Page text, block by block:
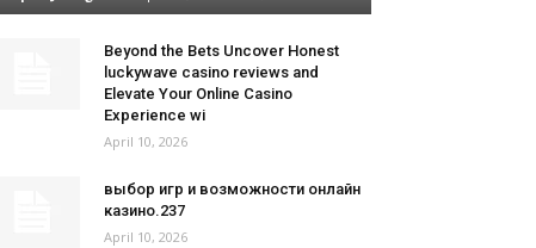
Beyond the Bets Uncover Honest
luckywave casino reviews and
Elevate Your Online Casino
Experience wi
April 10, 2026
выбор игр и возможности онлайн
казино.237
April 10, 2026